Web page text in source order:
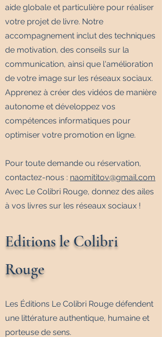
aide globale et particulière pour réaliser
votre projet de livre. Notre
accompagnement inclut des techniques
de motivation, des conseils sur la
communication, ainsi que l'amélioration
de votre image sur les réseaux sociaux.
Apprenez à créer des vidéos de manière
autonome et développez vos
compétences informatiques pour
optimiser votre promotion en ligne.
Pour toute demande ou réservation,
contactez-nous : naomititov@gmail.com
Avec Le Colibri Rouge, donnez des ailes
à vos livres sur les réseaux sociaux !
Editions le Colibri
Rouge
Les Éditions Le Colibri Rouge défendent
une littérature authentique, humaine et
porteuse de sens.